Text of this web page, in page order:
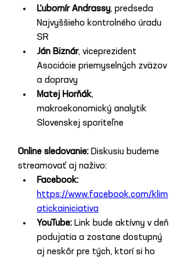
Ľubomír Andrassy, predseda
Najvyššieho kontrolného úradu
SR
Ján Biznár, viceprezident
Asociácie priemyselných zväzov
a dopravy
Matej Horňák,
makroekonomický analytik
Slovenskej sporiteľne
Online sledovanie: Diskusiu budeme
streamovať aj naživo:
Facebook:
https://www.facebook.com/klim
atickainiciativa
YouTube: Link bude aktívny v deň
podujatia a zostane dostupný
aj neskôr pre tých, ktorí si ho